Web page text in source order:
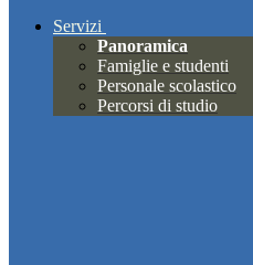
Servizi
Panoramica
Famiglie e studenti
Personale scolastico
Percorsi di studio